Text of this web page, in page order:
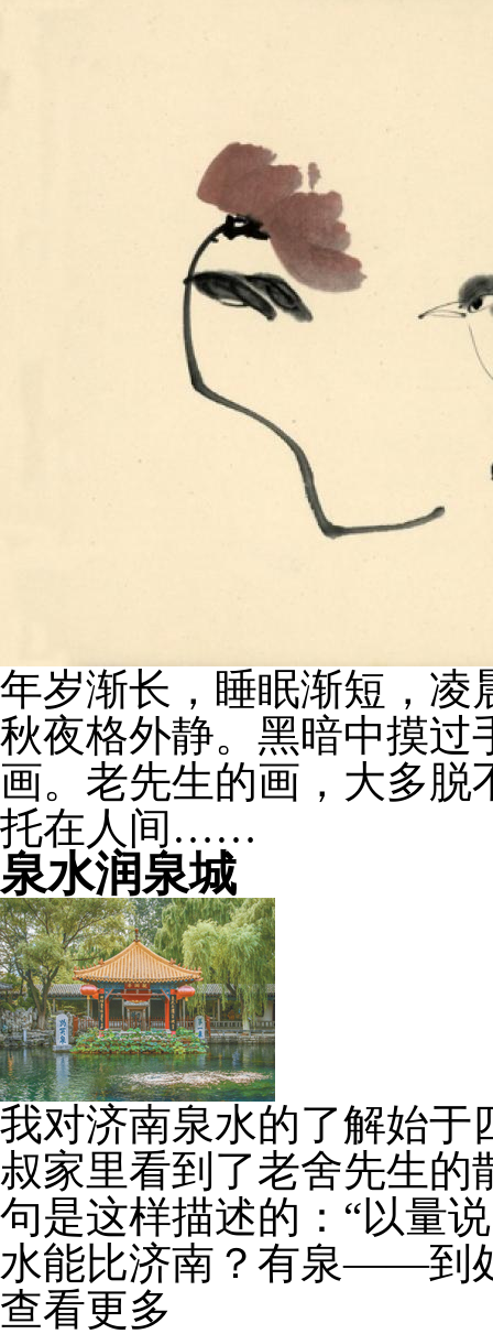
年岁渐长，睡眠渐短，凌
秋夜格外静。黑暗中摸过
画。老先生的画，大多
托在人间……
泉水润泉城
我对济南泉水的了解始于
叔家里看到了老舍先生的
句是这样描述的：“以量
水能比济南？有泉——
查看更多